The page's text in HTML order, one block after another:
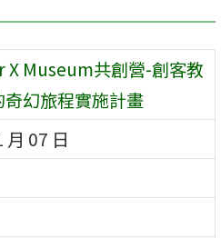
X Museum共創營-創客教
幻旅程實施計畫
07 日